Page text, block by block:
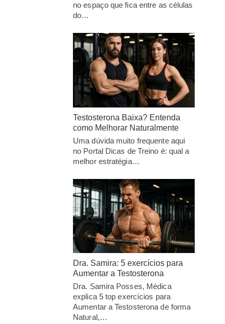
no espaço que fica entre as células
do…
Testosterona Baixa? Entenda
como Melhorar Naturalmente
Uma dúvida muito frequente aqui
no Portal Dicas de Treino é: qual a
melhor estratégia…
Dra. Samira: 5 exercícios para
Aumentar a Testosterona
Dra. Samira Posses, Médica
explica 5 top exercícios para
Aumentar a Testosterona de forma
Natural,…